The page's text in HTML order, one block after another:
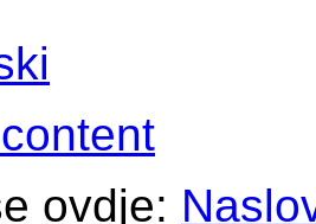
ovdje: